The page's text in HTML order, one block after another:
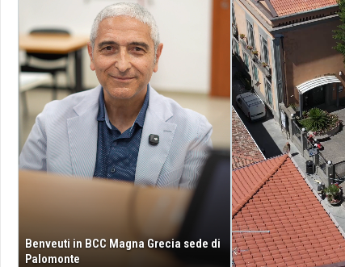
Benveuti in BCC Magna Grecia sede di
Palomonte